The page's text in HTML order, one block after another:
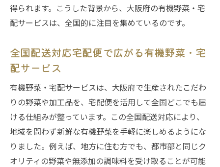
得られます。こうした背景から、大阪府の有機野菜・宅
配サービスは、全国的に注目を集めているのです。
全国配送対応宅配便で広がる有機野菜・宅
配サービス
有機野菜・宅配サービスは、大阪府で生産されたこだわ
りの野菜や加工品を、宅配便を活用して全国どこでも届
ける仕組みが整っています。この全国配送対応により、
地域を問わず新鮮な有機野菜を手軽に楽しめるようにな
りました。例えば、地方に住む方でも、都市部と同じク
オリティの野菜や無添加の調味料を受け取ることが可能